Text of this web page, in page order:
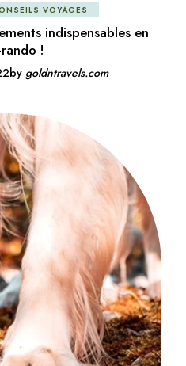
VOYAGES
indispensables en
!
by goldntravels.com